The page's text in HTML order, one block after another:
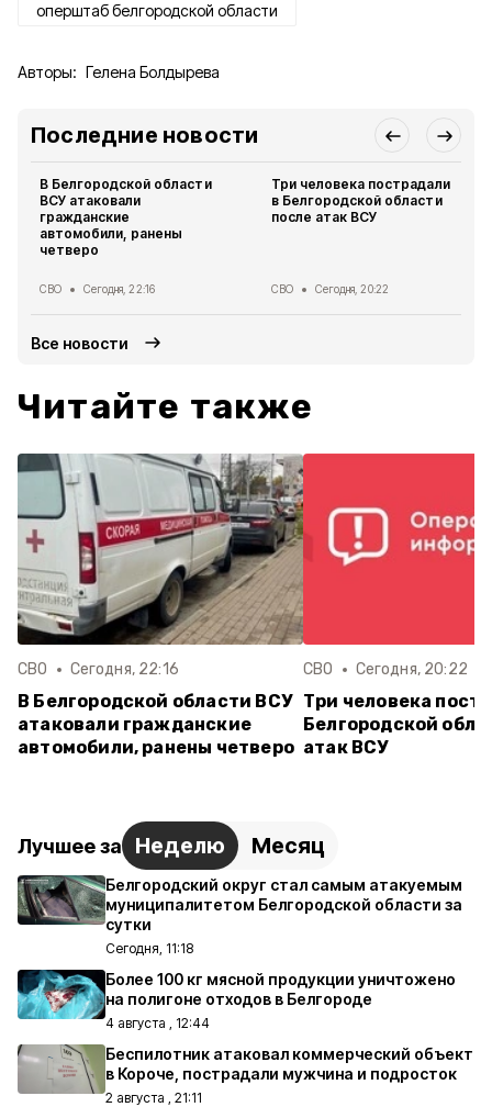
оперштаб белгородской области
Авторы: Гелена Болдырева
Последние новости
В Белгородской области
ВСУ атаковали
гражданские
автомобили, ранены
четверо
СВО Сегодня, 22:16
Три человека пострадали
в Белгородской области
после атак ВСУ
СВО Сегодня, 20:22
Все новости
Читайте также
СВО Сегодня, 22:16
В Белгородской области ВСУ
атаковали гражданские
автомобили, ранены четверо
СВО Сегодня, 20:22
Три человека
Белгородской
атак ВСУ
Лучшее за Неделю Месяц
Белгородский округ стал самым атакуемым
муниципалитетом Белгородской области за
сутки
Сегодня, 11:18
Более 100 кг мясной продукции уничтожено
на полигоне отходов в Белгороде
4 августа , 12:44
Беспилотник атаковал коммерческий объект
в Короче, пострадали мужчина и подросток
2 августа , 21:11